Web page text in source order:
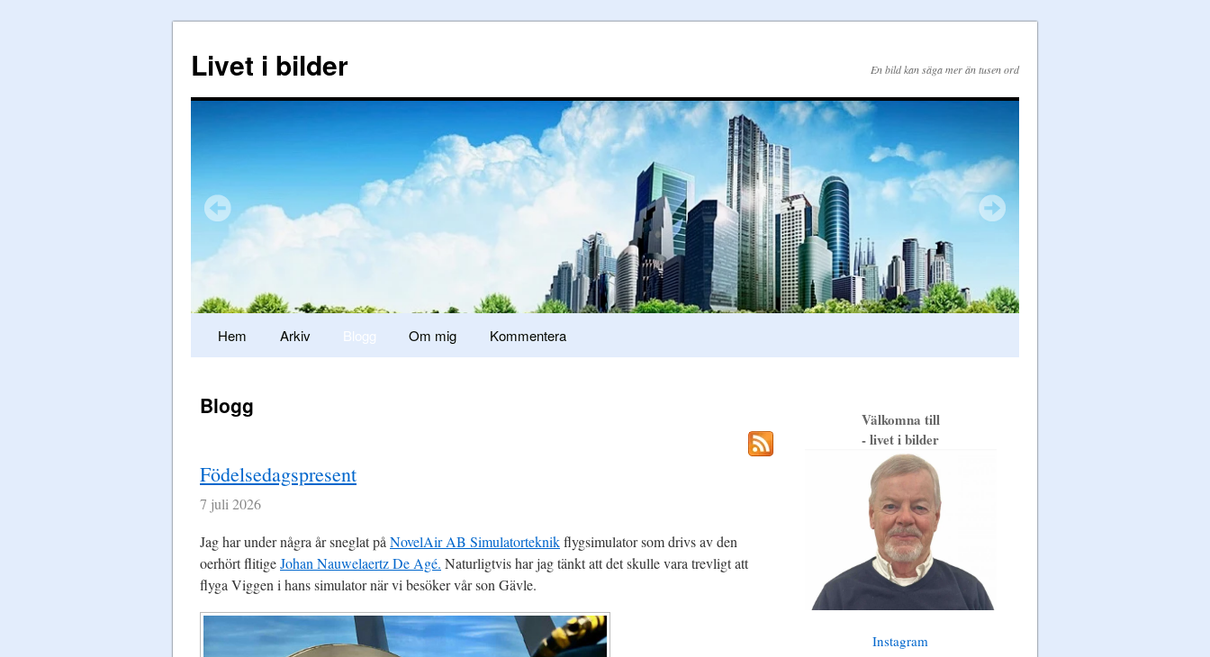
Livet i bilder En bild kan säga mer än tusen ord
Hem Arkiv Blogg Om mig Kommentera
Blogg
Födelsedagspresent
7 juli 2026
Jag har under några år sneglat på NovelAir AB Simulatorteknikflygsimulator som drivs av den
oerhört flitigeJohan Nauwelaertz De Agé. Naturligtvis har jag tänkt att det skulle vara trevligt att
flyga Viggen i hans simulator när vi besöker vår son Gävle.
Välkomna till
- livet i bilder
Instagram